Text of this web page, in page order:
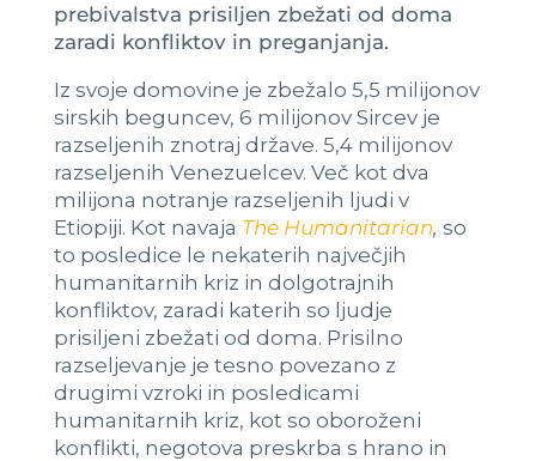
prebivalstva prisiljen zbežati od doma
zaradi konfliktov in preganjanja.
Iz svoje domovine je zbežalo 5,5 milijonov
sirskih beguncev, 6 milijonov Sircev je
razseljenih znotraj države. 5,4 milijonov
razseljenih Venezuelcev. Več kot dva
milijona notranje razseljenih ljudi v
Etiopiji. Kot navaja The Humanitarian, so
to posledice le nekaterih največjih
humanitarnih kriz in dolgotrajnih
konfliktov, zaradi katerih so ljudje
prisiljeni zbežati od doma. Prisilno
razseljevanje je tesno povezano z
drugimi vzroki in posledicami
humanitarnih kriz, kot so oboroženi
konflikti, negotova preskrba s hrano in